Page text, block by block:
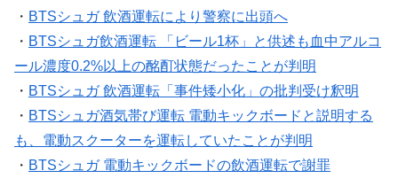
・ BTSシュガ 飲酒運転により警察に出頭へ
・ BTSシュガ飲酒運転 「ビール1杯」と供述も血中アルコ
ール濃度0.2%以上の酩酊状態だったことが判明
・ BTSシュガ 飲酒運転「事件矮小化」の批判受け釈明
・ BTSシュガ酒気帯び運転 電動キックボードと説明する
も、電動スクーターを運転していたことが判明
・ BTSシュガ 電動キックボードの飲酒運転で謝罪